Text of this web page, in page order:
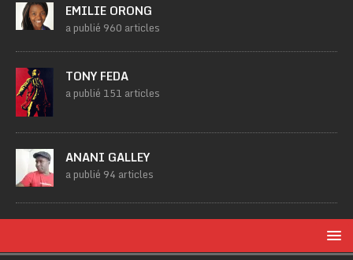
EMILIE ORONG
a publié 960 articles
TONY FEDA
a publié 151 articles
ANANI GALLEY
a publié 94 articles